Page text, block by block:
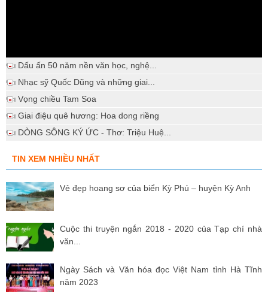
Dấu ấn 50 năm nền văn học, nghệ...
Nhạc sỹ Quốc Dũng và những giai...
Vọng chiều Tam Soa
Giai điệu quê hương: Hoa dong riềng
DÒNG SÔNG KÝ ỨC - Thơ: Triệu Huệ...
TIN XEM NHIỀU NHẤT
Vẻ đẹp hoang sơ của biển Kỳ Phú – huyện Kỳ Anh
Cuộc thi truyện ngắn 2018 - 2020 của Tạp chí nhà
văn...
Ngày Sách và Văn hóa đọc Việt Nam tỉnh Hà Tĩnh
năm 2023